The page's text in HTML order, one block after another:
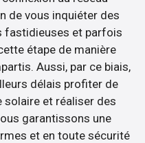
de vous inquiéter des
fastidieuses et parfois
étape de manière
Aussi, par ce biais,
délais profiter de
solaire et réaliser des
garantissons une
et en toute sécurité